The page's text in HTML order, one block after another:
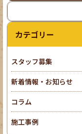
カテゴリー
スタッフ募集
新着情報・お知らせ
コラム
施工事例